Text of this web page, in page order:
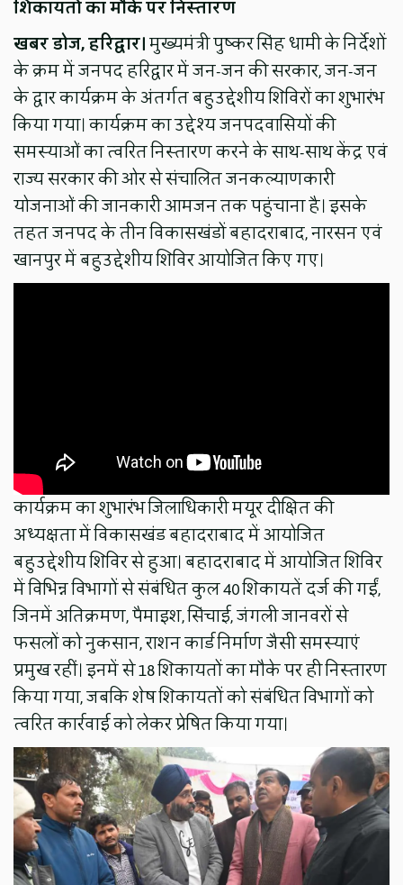
शिकायतों का मौके पर निस्तारण
खबर डोज, हरिद्वार।मुख्यमंत्री पुष्कर सिंह धामी के निर्देशों
के क्रम में जनपद हरिद्वार में जन-जन की सरकार, जन-जन
के द्वार कार्यक्रम के अंतर्गत बहुउद्देशीय शिविरों का शुभारंभ
किया गया। कार्यक्रम का उद्देश्य जनपदवासियों की
समस्याओं का त्वरित निस्तारण करने के साथ-साथ केंद्र एवं
राज्य सरकार की ओर से संचालित जनकल्याणकारी
योजनाओं की जानकारी आमजन तक पहुंचाना है। इसके
तहत जनपद के तीन विकासखंडों बहादराबाद, नारसन एवं
खानपुर में बहुउद्देशीय शिविर आयोजित किए गए।
कार्यक्रम का शुभारंभ जिलाधिकारी मयूर दीक्षित की
अध्यक्षता में विकासखंड बहादराबाद में आयोजित
बहुउद्देशीय शिविर से हुआ। बहादराबाद में आयोजित शिविर
में विभिन्न विभागों से संबंधित कुल 40 शिकायतें दर्ज की गईं,
जिनमें अतिक्रमण, पैमाइश, सिंचाई, जंगली जानवरों से
फसलों को नुकसान, राशन कार्ड निर्माण जैसी समस्याएं
प्रमुख रहीं। इनमें से 18 शिकायतों का मौके पर ही निस्तारण
किया गया, जबकि शेष शिकायतों को संबंधित विभागों को
त्वरित कार्रवाई को लेकर प्रेषित किया गया।